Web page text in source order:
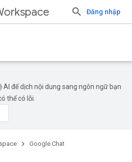
Đăng nhập
AI để dịch nội dung sang ngôn ngữ bạn
thể có lỗi.
Google Chat